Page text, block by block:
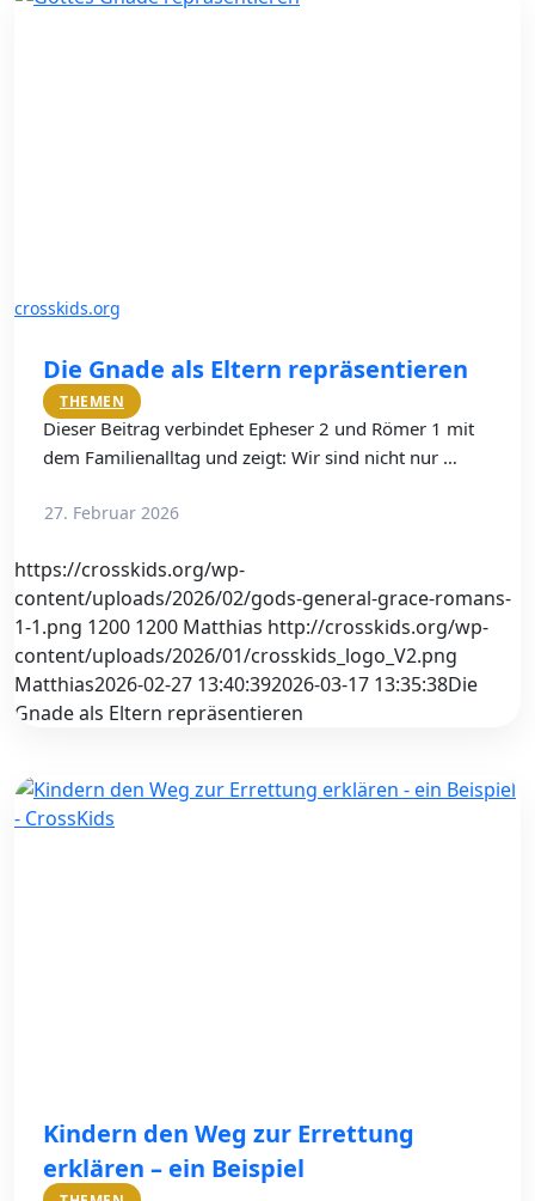
crosskids.org
Die Gnade als Eltern repräsentieren
THEMEN
Dieser Beitrag verbindet Epheser 2 und Römer 1 mit
dem Familienalltag und zeigt: Wir sind nicht nur …
27. Februar 2026
https://crosskids.org/wp-
content/uploads/2026/02/gods-general-grace-romans-
1-1.png 1200 1200 Matthias http://crosskids.org/wp-
content/uploads/2026/01/crosskids_logo_V2.png
Matthias2026-02-27 13:40:392026-03-17 13:35:38Die
Gnade als Eltern repräsentieren
Kindern den Weg zur Errettung
erklären – ein Beispiel